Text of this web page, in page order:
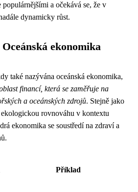
populárnějšími a očekává se, že v
dynamicky růst.
ekonomika
také nazývána oceánská ekonomika,
financí, která se zaměřuje na
a oceánských zdrojů. Stejně jako
rovnováhu v kontextu
ekonomika se soustředí na zdraví a
Příklad